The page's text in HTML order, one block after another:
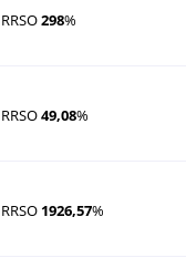
RRSO298%
RRSO49,08%
RRSO 1926,57%